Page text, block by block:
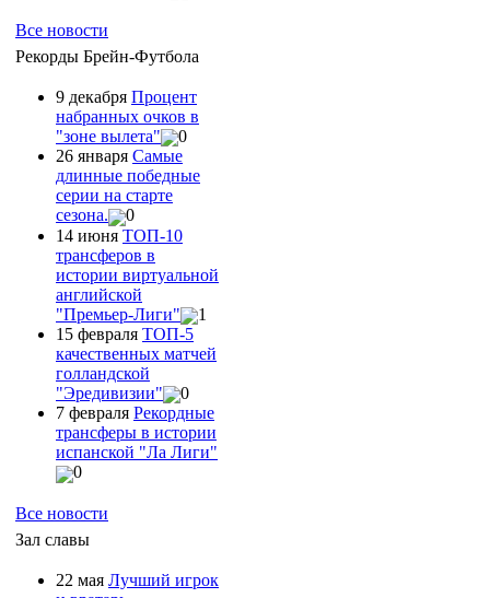
Все новости
Рекорды Брейн-Футбола
9 декабря Процент
набранных очков в
"зоне вылета"
0
26 января Самые
длинные победные
серии на старте
сезона.
0
14 июня ТОП-10
трансферов в
истории виртуальной
английской
"Премьер-Лиги"
1
15 февраля ТОП-5
качественных матчей
голландской
"Эредивизии"
0
7 февраля Рекордные
трансферы в истории
испанской "Ла Лиги"
0
Все новости
Зал славы
22 мая Лучший игрок